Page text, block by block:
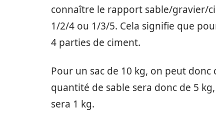
connaître le rapport sable/gravier/
1/2/4 ou 1/3/5. Cela signifie que
4 parties de ciment.
Pour un sac de 10 kg, on peut
quantité de sable sera donc de 5
sera 1 kg.